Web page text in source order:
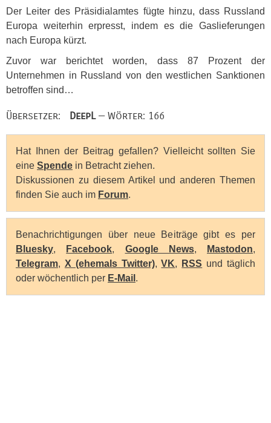
Der Leiter des Präsidialamtes fügte hinzu, dass Russland
Europa weiterhin erpresst, indem es die Gaslieferungen
nach Europa kürzt.
Zuvor war berichtet worden, dass 87 Prozent der
Unternehmen in Russland von den westlichen Sanktionen
betroffen sind…
Übersetzer: DeepL— Wörter: 166
Hat Ihnen der Beitrag gefallen? Vielleicht sollten Sie
eine Spende in Betracht ziehen.
Diskussionen zu diesem Artikel und anderen Themen
finden Sie auch im Forum.
Benachrichtigungen über neue Beiträge gibt es per
Bluesky, Facebook, Google News, Mastodon,
Telegram, X (ehemals Twitter),VK, RSS und täglich
oder wöchentlich per E-Mail .